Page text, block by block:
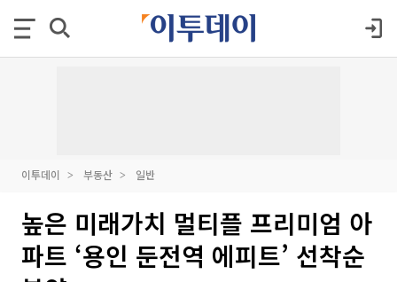
이투데이 부동산 일반
높은 미래가치 멀티플 프리미엄 아
파트 ‘용인 둔전역 에피트’ 선착순